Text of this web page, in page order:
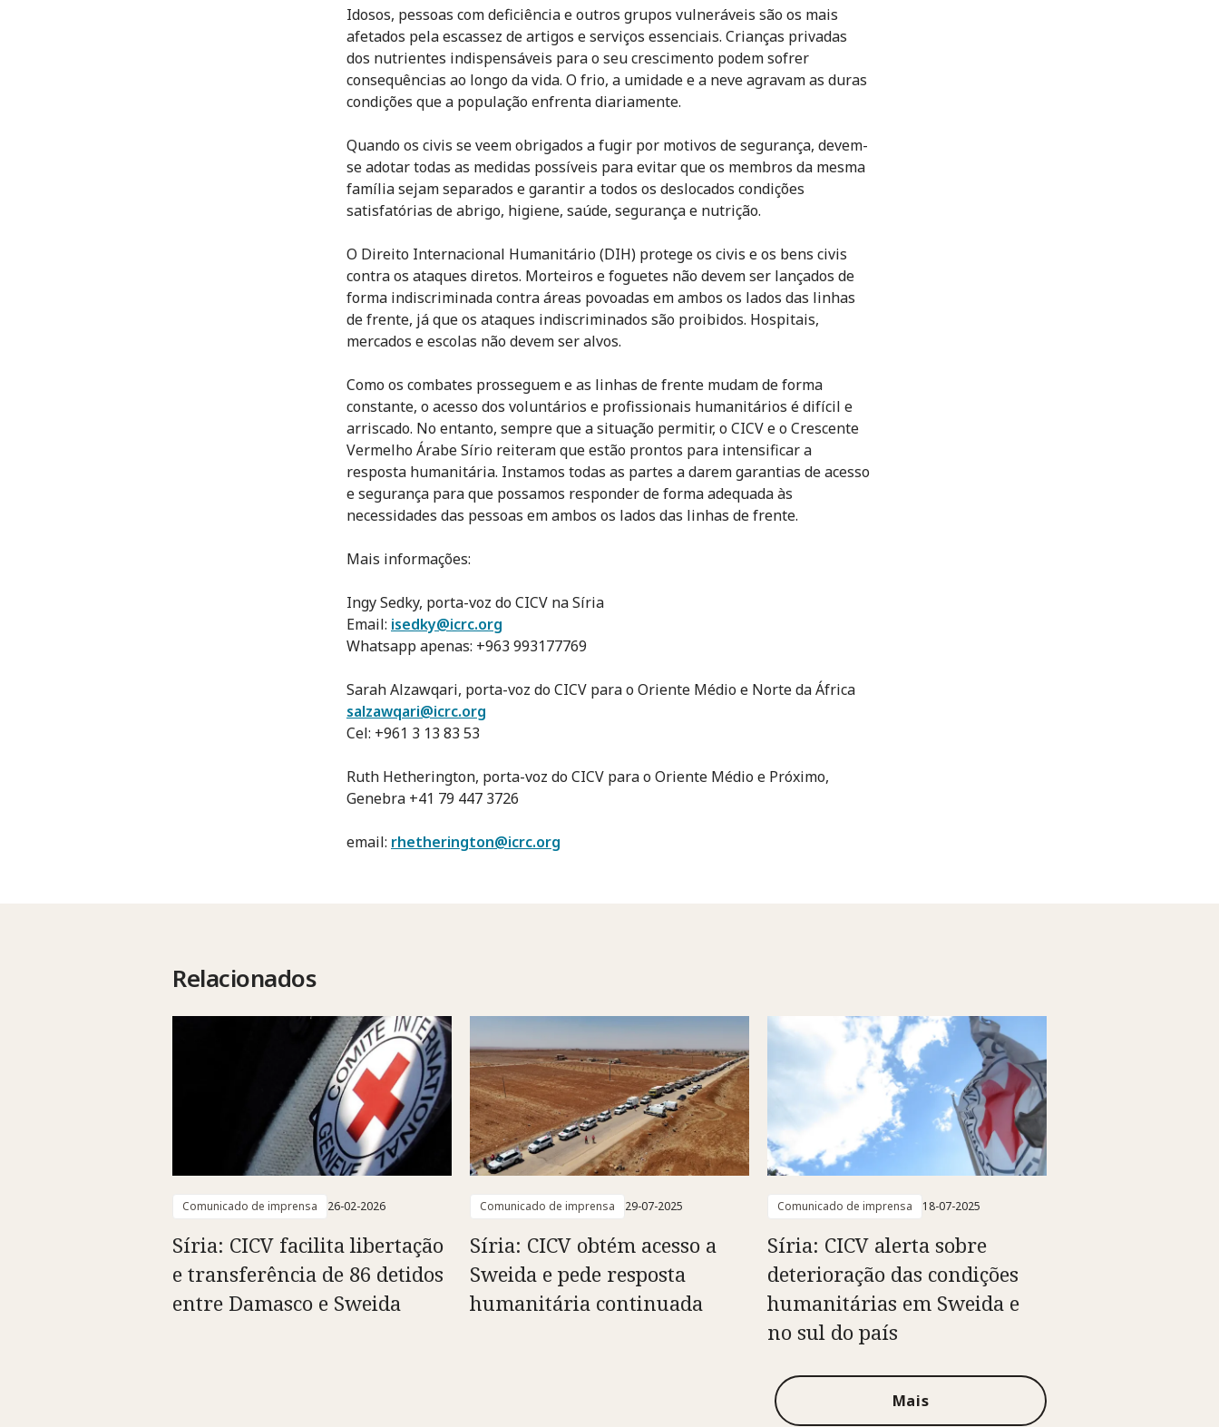
Idosos, pessoas com deficiência e outros grupos vulneráveis são os mais
afetados pela escassez de artigos e serviços essenciais. Crianças privadas
dos nutrientes indispensáveis para o seu crescimento podem sofrer
consequências ao longo da vida. O frio, a umidade e a neve agravam as duras
condições que a população enfrenta diariamente.
Quando os civis se veem obrigados a fugir por motivos de segurança, devem-
se adotar todas as medidas possíveis para evitar que os membros da mesma
família sejam separados e garantir a todos os deslocados condições
satisfatórias de abrigo, higiene, saúde, segurança e nutrição.
O Direito Internacional Humanitário (DIH) protege os civis e os bens civis
contra os ataques diretos. Morteiros e foguetes não devem ser lançados de
forma indiscriminada contra áreas povoadas em ambos os lados das linhas
de frente, já que os ataques indiscriminados são proibidos. Hospitais,
mercados e escolas não devem ser alvos.
Como os combates prosseguem e as linhas de frente mudam de forma
constante, o acesso dos voluntários e profissionais humanitários é difícil e
arriscado. No entanto, sempre que a situação permitir, o CICV e o Crescente
Vermelho Árabe Sírio reiteram que estão prontos para intensificar a
resposta humanitária. Instamos todas as partes a darem garantias de acesso
e segurança para que possamos responder de forma adequada às
necessidades das pessoas em ambos os lados das linhas de frente.
Mais informações:
Ingy Sedky, porta-voz do CICV na Síria
Email: isedky@icrc.org
Whatsapp apenas: +963 993177769
Sarah Alzawqari, porta-voz do CICV para o Oriente Médio e Norte da África
salzawqari@icrc.org
Cel: +961 3 13 83 53
Ruth Hetherington, porta-voz do CICV para o Oriente Médio e Próximo,
Genebra +41 79 447 3726
email: rhetherington@icrc.org
Relacionados
Comunicado de imprensa 26-02-2026
Síria: CICV facilita libertação
e transferência de 86 detidos
entre Damasco e Sweida
Comunicado de imprensa 29-07-2025
Síria: CICV obtém acesso a
Sweida e pede resposta
humanitária continuada
Comunicado de imprensa 18-07-2025
Síria: CICV alerta sobre
deterioração das condições
humanitárias em Sweida e
no sul do país
Mais